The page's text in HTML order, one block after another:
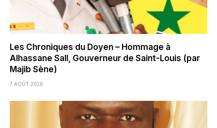
Les Chroniques du Doyen – Hommage à
Alhassane Sall, Gouverneur de Saint-Louis (par
Majib Sène)
7 AOÛT 2026